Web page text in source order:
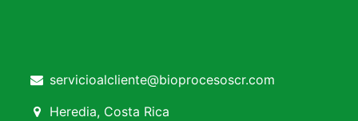
servicioalcliente@bioprocesoscr.com
Heredia, Costa Rica